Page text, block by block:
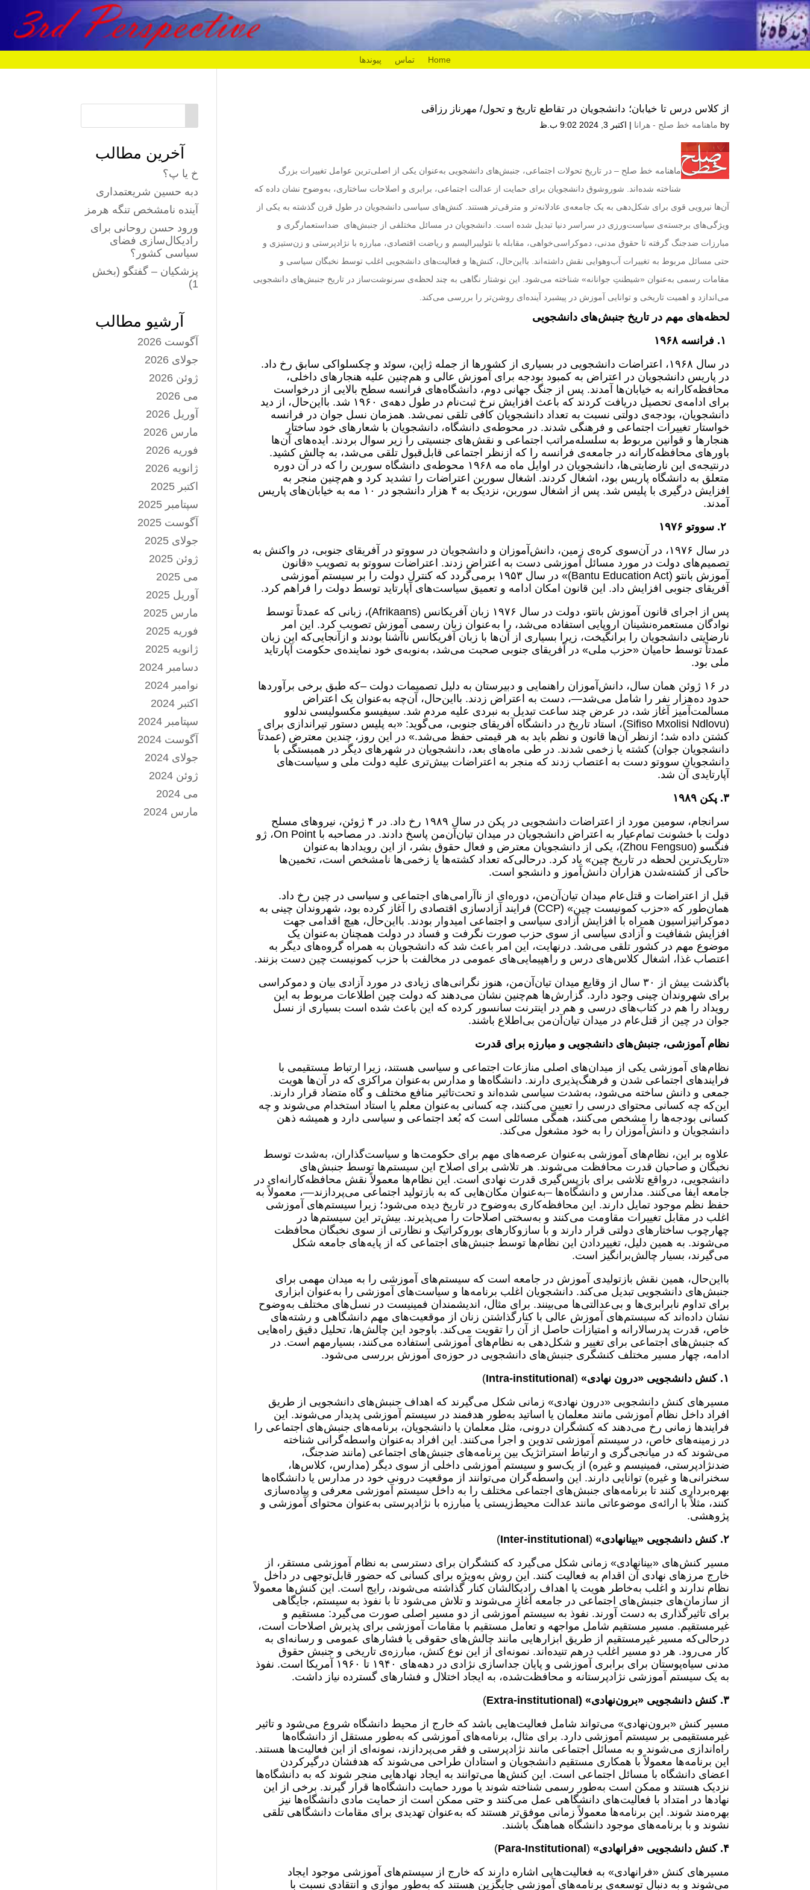
Home تماس پیوندها
از کلاس درس تا خیابان‌؛ دانشجویان در تقاطع تاریخ و تحول/ مهرناز رزاقی
by ماهنامه خط صلح - هرانا | اکتبر 3, 2024 9:02 ب.ظ
ماهنامه خط صلح – در تاریخ تحولات اجتماعی، جنبش‌های دانشجویی به‌عنوان یکی از اصلی‌ترین عوامل تغییرات بزرگ
شناخته شده‌اند. شوروشوق دانشجویان برای حمایت از عدالت اجتماعی، برابری و اصلاحات ساختاری، به‌وضوح نشان داده که
آن‌ها نیرویی قوی برای شکل‌دهی به یک جامعه‌ی عادلانه‌تر و مترقی‌تر هستند. کنش‌های سیاسی دانشجویان در طول قرن گذشته به یکی از
ویژگی‌های برجسته‌ی سیاست‌ورزی در سراسر دنیا تبدیل شده است. دانشجویان در مسائل مختلفی از جنبش‌های ضد‌استعمارگری و
مبارزات ضدجنگ گرفته تا حقوق مدنی، دموکراسی‌خواهی، مقابله با نئولیبرالیسم و ریاضت اقتصادی، مبارزه با نژادپرستی و زن‌ستیزی و
حتی مسائل مربوط به تغییرات آب‌وهوایی نقش داشته‌اند. بااین‌حال، کنش‌ها و فعالیت‌های دانشجویی اغلب توسط نخبگان سیاسی و
مقامات رسمی به‌عنوان «شیطنتِ جوانانه» شناخته می‌شود. این نوشتار نگاهی به چند لحظه‌ی سرنوشت‌ساز در تاریخ جنبش‌های دانشجویی
می‌اندازد و اهمیت تاریخی و توانایی آموزش در پیشبرد آینده‌ای روشن‌تر را بررسی می‌کند.
لحظه‌های مهم در تاریخ جنبش‌های دانشجویی
۱. فرانسه ۱۹۶۸
در سال ۱۹۶۸، اعتراضات دانشجویی در بسیاری از کشورها از جمله ژاپن، سوئد و چکسلواکی سابق رخ داد.
در پاریس دانشجویان در اعتراض به کمبود بودجه برای آموزش عالی و هم‌چنین علیه هنجارهای داخلی،
محافظه‌کارانه به خیابان‌ها آمدند. پس از جنگ جهانی دوم، دانشگاه‌های فرانسه سطح بالایی از درخواست‌
برای ادامه‌ی تحصیل دریافت کردند که باعث افزایش نرخ ثبت‌نام در طول دهه‌ی ۱۹۶۰ شد. بااین‌حال، از دید
دانشجویان، بودجه‌ی دولتی نسبت به تعداد دانشجویان کافی تلقی نمی‌شد. همزمان نسل جوان در فرانسه
خواستار تغییرات اجتماعی و فرهنگی شدند. در محوطه‌ی دانشگاه، دانشجویان با شعارهای خود ساختارِ
هنجارها و قوانین مربوط به سلسله‌مراتب اجتماعی و نقش‌های جنسیتی را زیر سوال بردند. ایده‌های آن‌ها
باورهای محافظه‌کارانه در جامعه‌ی فرانسه را که ازنظر اجتماعی قابل‌قبول تلقی می‌شد، به چالش کشید.
درنتیجه‌ی این نارضایتی‌ها، دانشجویان در اوایل ماه مه ۱۹۶۸ محوطه‌ی دانشگاه سوربن را که در آن دوره
متعلق به دانشگاه پاریس بود، اشغال کردند. اشغال سوربن اعتراضات را تشدید کرد و هم‌چنین منجر به
افزایش درگیری با پلیس شد. پس از اشغال سوربن، نزدیک به ۴ هزار دانشجو در ۱۰ مه به خیابان‌های پاریس
آمدند.
۲. سووتو ۱۹۷۶
در سال ۱۹۷۶، در آن‌سوی کره‌ی زمین، دانش‌آموزان و دانشجویان در سووتو در آفریقای جنوبی، در واکنش به
تصمیم‌های دولت در مورد مسائل آموزشی دست به اعتراض زدند. اعتراضات سووتو به تصویب «قانون
آموزش بانتو (Bantu Education Act)» در سال ۱۹۵۳ برمی‌گردد که کنترل دولت را بر سیستم آموزشی
آفریقای جنوبی افزایش داد. این قانون امکان ادامه و تعمیق سیاست‌های آپارتاید توسط دولت را فراهم کرد.
پس از اجرای قانون آموزش بانتو، دولت در سال ۱۹۷۶ زبان آفریکانس (Afrikaans)، زبانی که عمدتاً توسط
نوادگان مستعمره‌نشینان اروپایی استفاده می‌شد، را به‌عنوان زبان رسمی آموزش تصویب کرد. این امر
نارضایتی دانشجویان را برانگیخت، زیرا بسیاری از آن‌ها با زبان آفریکانس ناآشنا بودند و ازآنجایی‌که این زبان
عمدتاً توسط حامیان «حزب ملی» در آفریقای جنوبی صحبت می‌شد، به‌نوبه‌ی خود نماینده‌ی حکومت آپارتاید
ملی بود.
در ۱۶ ژوئن همان سال، دانش‌آموزان راهنمایی و دبیرستان به دلیل تصمیمات دولت –که طبق برخی برآوردها
حدود ده‌هزار نفر را شامل می‌شد—، دست به اعتراض زدند. بااین‌حال، آن‌چه به‌عنوان یک اعتراض
مسالمت‌آمیز آغاز شد، در عرض چند ساعت تبدیل به نبردی علیه مردم شد. سیفیسو مکسولیسی ندلوو
(Sifiso Mxolisi Ndlovu)، استاد تاریخ در دانشگاه آفریقای جنوبی، می‌گوید: «به پلیس دستور تیراندازی برای
کشتن داده شد؛ ازنظر آن‌ها قانون و نظم باید به هر قیمتی حفظ می‌شد.» در این روز، چندین معترض (عمدتاً
دانشجویان جوان) کشته یا زخمی شدند. در طی ماه‌های بعد، دانشجویان در شهرهای دیگر در همبستگی با
دانشجویان سووتو دست به اعتصاب زدند که منجر به اعتراضات بیش‌تری علیه دولت ملی و سیاست‌های
آپارتایدی آن شد.
۳. پکن ۱۹۸۹
سرانجام، سومین مورد از اعتراضات دانشجویی در پکن در سال ۱۹۸۹ رخ داد. در ۴ ژوئن، نیروهای مسلح
دولت با خشونت تمام‌عیار به اعتراض دانشجویان در میدان تیان‌آن‌من پاسخ دادند. در مصاحبه با On Point، ژو
فنگسو (Zhou Fengsuo)، یکی از دانشجویان معترض و فعال حقوق بشر، از این رویدادها به‌عنوان
«تاریک‌ترین لحظه در تاریخ چین» یاد کرد. درحالی‌که تعداد کشته‌ها یا زخمی‌ها نامشخص است، تخمین‌ها
حاکی از کشته‌شدن هزاران دانش‌آموز و دانشجو است.
قبل از اعتراضات و قتل‌عام میدان تیان‌آن‌من، دوره‌ای از ناآرامی‌های اجتماعی و سیاسی در چین رخ داد.
همان‌طور که «حزب کمونیست چین» (CCP) فرایند آزادسازی اقتصادی را آغاز کرده بود، شهروندان چینی به
دموکراتیزاسیون همراه با افزایش آزادی سیاسی و اجتماعی امیدوار بودند. بااین‌حال، هیچ اقدامی جهت
افزایش شفافیت و آزادی سیاسی از سوی حزب صورت نگرفت و فساد در دولت همچنان به‌عنوان یک
موضوع مهم در کشور تلقی می‌شد. درنهایت، این امر باعث شد که دانشجویان به همراه گروه‌های دیگر به
اعتصاب غذا، اشغال کلاس‌های درس و راهپیمایی‌های عمومی در مخالفت با حزب کمونیست چین دست بزنند.
باگذشت بیش از ۳۰ سال از وقایع میدان تیان‌آن‌من، هنوز نگرانی‌های زیادی در مورد آزادی بیان و دموکراسی
برای شهروندان چینی وجود دارد. گزارش‌ها هم‌چنین نشان می‌دهند که دولت چین اطلاعات مربوط به این‌
رویداد را هم در کتاب‌های درسی و هم در اینترنت سانسور کرده که این باعث شده است بسیاری از نسل
جوان در چین از قتل‌عام در میدان تیان‌آن‌من بی‌اطلاع باشند.
نظام آموزشی، جنبش‌های دانشجویی و مبارزه برای قدرت
نظام‌های آموزشی یکی از میدان‌های اصلی منازعات اجتماعی و سیاسی هستند، زیرا ارتباط مستقیمی با
فرایندهای اجتماعی شدن و فرهنگ‌پذیری دارند. دانشگاه‌ها و مدارس به‌عنوان مراکزی که در آن‌ها هویت
جمعی و دانش ساخته می‌شود، به‌شدت سیاسی شده‌اند و تحت‌تاثیر منافع مختلف و گاه متضاد قرار دارند.
این‌که چه کسانی محتوای درسی را تعیین می‌کنند، چه کسانی به‌عنوان معلم یا استاد استخدام می‌شوند و چه
کسانی بودجه‌ها را مشخص می‌کنند، همگی مسائلی است که بُعد اجتماعی و سیاسی دارد و همیشه ذهن
دانشجویان و دانش‌آموزان را به خود مشغول می‌کند.
علاوه بر این، نظام‌های آموزشی به‌عنوان عرصه‌های مهم برای حکومت‌ها و سیاست‌گذاران، به‌شدت توسط
نخبگان و صاحبان قدرت محافظت می‌شوند. هر تلاشی برای اصلاح این سیستم‌ها توسط جنبش‌های
دانشجویی، درواقع تلاشی برای بازپس‌گیری قدرت نهادی است. این نظام‌ها معمولاً نقش محافظه‌کارانه‌ای در
جامعه ایفا می‌کنند. مدارس و دانشگاه‌ها –به‌عنوان مکان‌هایی که به بازتولید اجتماعی می‌پردازند—، معمولاً به
حفظ نظم موجود تمایل دارند. این محافظه‌کاری به‌وضوح در تاریخ دیده می‌شود؛ زیرا سیستم‌های آموزشی
اغلب در مقابل تغییرات مقاومت می‌کنند و به‌سختی اصلاحات را می‌پذیرند. بیش‌تر این سیستم‌ها در
چهارچوب ساختارهای دولتی قرار دارند و با سازوکارهای بوروکراتیک و نظارتی از سوی نخبگان محافظت
می‌شوند. به همین دلیل، تغییردادن این نظام‌ها توسط جنبش‌های اجتماعی که از پایه‌های جامعه شکل
می‌گیرند، بسیار چالش‌برانگیز است.
بااین‌حال، همین نقش بازتولیدی آموزش در جامعه است که سیستم‌های آموزشی را به میدان مهمی برای
جنبش‌های دانشجویی تبدیل می‌کند. دانشجویان اغلب برنامه‌ها و سیاست‌های آموزشی را به‌عنوان ابزاری
برای تداوم نابرابری‌ها و بی‌عدالتی‌ها می‌بینند. برای مثال، اندیشمندان فمینیست‌ در نسل‌های مختلف به‌وضوح
نشان داده‌اند که سیستم‌های آموزش عالی با کنارگذاشتن زنان از موقعیت‌های مهم دانشگاهی و رشته‌های
خاص، قدرت پدرسالارانه و امتیازات حاصل از آن را تقویت می‌کند. باوجود این چالش‌ها، تحلیل دقیق راه‌هایی
که جنبش‌های اجتماعی برای تغییر و شکل‌دهی به نظام‌های آموزشی استفاده می‌کنند، بسیارمهم است. در
ادامه، چهار مسیر مختلف کنشگری جنبش‌های دانشجویی در حوزه‌ی آموزش بررسی می‌شود.
۱. کنش دانشجویی «درون ‌نهادی»
(
Intra-institutional
)
مسیرهای کنش دانشجویی «درون نهادی» زمانی شکل می‌گیرند که اهداف جنبش‌های دانشجویی از طریق
افراد داخل نظام آموزشی مانند معلمان یا اساتید به‌طور هدفمند در سیستم آموزشی پدیدار می‌شوند. این
فرایندها زمانی رخ می‌دهند که کنشگران درونی، مثل معلمان یا دانشجویان، برنامه‌های جنبش‌های اجتماعی را
در زمینه‌های خاص، در سیستم آموزشی تدوین و اجرا می‌کنند. این افراد به‌عنوان واسطه‌گرانی شناخته
می‌شوند که در میانجی‌گری و ارتباط استراتژیک بین برنامه‌های جنبش‌های اجتماعی (مانند ضد‌جنگ،
ضد‌نژادپرستی، فمینیسم و غیره) از یک‌سو و سیستم آموزشی داخلی از سوی دیگر (مدارس، کلاس‌ها،
سخنرانی‌ها و غیره) توانایی دارند. این واسطه‌گران می‌توانند از موقعیت درونی خود در مدارس یا دانشگاه‌ها
بهره‌برداری کنند تا برنامه‌های جنبش‌های اجتماعی مختلف را به داخل سیستم آموزشی معرفی و پیاده‌سازی
کنند، مثلاً با ارائه‌ی موضوعاتی مانند عدالت محیط‌زیستی یا مبارزه با نژادپرستی به‌عنوان محتوای آموزشی و
پژوهشی.
۲. کنش دانشجویی «بینانهادی»
(
Inter-institutional
)
مسیر کنش‌های «بینا‌نهادی» زمانی شکل می‌گیرد که کنشگران برای دسترسی به نظام آموزشی مستقر، از
خارج مرزهای نهادی آن اقدام به فعالیت کنند. این روش به‌ویژه برای کسانی که حضور قابل‌توجهی در داخل
نظام ندارند و اغلب به‌خاطر هویت یا اهداف رادیکالشان کنار گذاشته می‌شوند، رایج است. این کنش‌ها معمولاً
از سازمان‌های جنبش‌های اجتماعی در جامعه آغاز می‌شوند و تلاش می‌‌شود تا با نفوذ به سیستم، جایگاهی
برای تاثیرگذاری به دست آورند. نفوذ به سیستم آموزشی از دو مسیر اصلی صورت می‌گیرد: مستقیم و
غیرمستقیم. مسیر مستقیم شامل مواجهه و تعامل مستقیم با مقامات آموزشی برای پذیرش اصلاحات است،
درحالی‌که مسیر غیرمستقیم از طریق ابزارهایی مانند چالش‌های حقوقی یا فشارهای عمومی و رسانه‌ای به
کار می‌رود. هر دو مسیر اغلب درهم ‌تنیده‌اند. نمونه‌ای از این نوع کنش، مبارزه‌‌ی تاریخی و جنبش حقوق
مدنی سیاه‌پوستان برای برابری آموزشی و پایان جداسازی نژادی در دهه‌های ۱۹۴۰ تا ۱۹۶۰ آمریکا است. نفوذ
به یک سیستم آموزشی نژادپرستانه و محافظت‌شده، به ایجاد اختلال و فشارهای گسترده نیاز داشت.
۳. کنش دانشجویی «برون‌نهادی» (
Extra-institutional
)
مسیر کنش «برون‌‌نهادی» می‌تواند شامل فعالیت‌هایی باشد که خارج از محیط دانشگاه شروع می‌شود و تاثیر
غیرمستقیمی بر سیستم آموزشی دارد. برای مثال، برنامه‌های آموزشی که به‌طور مستقل از دانشگاه‌ها
راه‌اندازی می‌شوند و به مسائل اجتماعی مانند نژادپرستی و فقر می‌پردازند، نمونه‌ای از این فعالیت‌ها هستند.
این برنامه‌ها معمولاً با همکاری مستقیم دانشجویان و استادان طراحی می‌شوند که هدفشان درگیرکردن
اعضای دانشگاه با مسائل اجتماعی است. این کنش‌ها می‌توانند به ایجاد نهادهایی منجر شوند که به دانشگاه‌ها
نزدیک هستند و ممکن است به‌طور رسمی شناخته شوند یا مورد حمایت دانشگاه‌ها قرار گیرند. برخی از این
نهادها در امتداد با فعالیت‌های دانشگاهی عمل می‌کنند و حتی ممکن است از حمایت مادی دانشگاه‌ها نیز
بهره‌مند شوند. این برنامه‌ها معمولاً زمانی موفق‌تر هستند که به‌عنوان تهدیدی برای مقامات دانشگاهی تلقی
نشوند و با برنامه‌های موجود دانشگاه هماهنگ باشند.
۴. کنش دانشجویی «فرانهادی»
(
Para-Institutional
)
مسیرهای کنش «فرانهادی» به فعالیت‌هایی اشاره دارند که خارج از سیستم‌های آموزشی موجود ایجاد
می‌شوند و به دنبال توسعه‌ی برنامه‌های آموزشی جایگزین هستند که به‌طور موازی و انتقادی نسبت با
آخرین مطالب
خ یا پ؟
دبه حسین شریعتمداری
آینده نامشخص تنگه هرمز
ورود حسن روحانی برای
رادیکال‌سازی فضای
سیاسی کشور؟
پزشکیان – گفتگو (بخش
1)
آرشیو مطالب
آگوست 2026
جولای 2026
ژوئن 2026
می 2026
آوریل 2026
مارس 2026
فوریه 2026
ژانویه 2026
اکتبر 2025
سپتامبر 2025
آگوست 2025
جولای 2025
ژوئن 2025
می 2025
آوریل 2025
مارس 2025
فوریه 2025
ژانویه 2025
دسامبر 2024
نوامبر 2024
اکتبر 2024
سپتامبر 2024
آگوست 2024
جولای 2024
ژوئن 2024
می 2024
مارس 2024